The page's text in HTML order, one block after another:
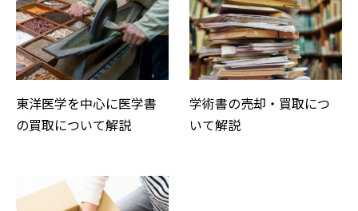
東洋医学を中心に医学書
の買取について解説
学術書の売却・買取につ
いて解説